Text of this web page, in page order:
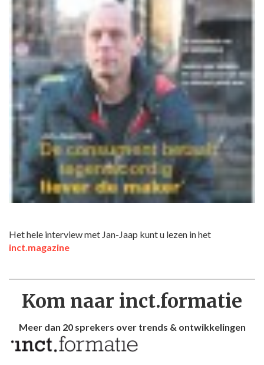
Het hele interview met Jan-Jaap kunt u lezen in het
inct.magazine
Kom naar inct.formatie
Meer dan 20 sprekers over trends & ontwikkelingen